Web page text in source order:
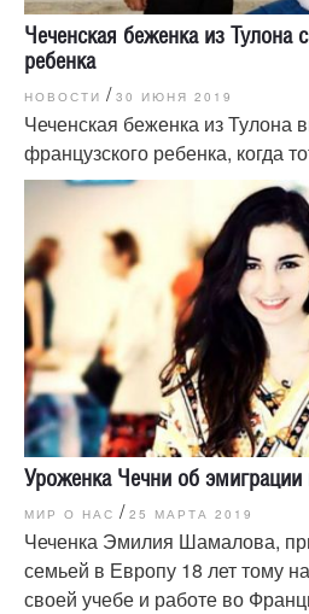
Чеченская беженка из Тулона
ребенка
НОВОСТИ / 30 ИЮНЯ 2019
Чеченская беженка из Тулона
французского ребенка, когда
Уроженка Чечни об эмиграции
МИР О НАС / 25 МАРТА 2019
Чеченка Эмилия Шамалова,
семьей в Европу 18 лет тому
своей учебе и работе во